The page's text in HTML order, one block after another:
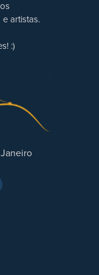
artistas.
:)